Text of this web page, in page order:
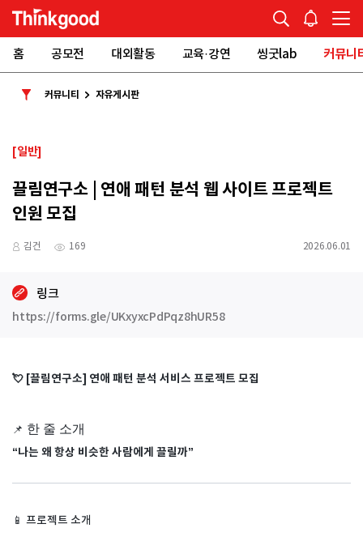
홈 공모전 대외활동 교육·강연 씽굿lab 커뮤니
커뮤니티 자유게시판
[일반]
끌림연구소 | 연애 패턴 분석 웹 사이트 프로젝트
인원 모집
김건 169 2026.06.01
링크
https://forms.gle/UKxyxcPdPqz8hUR58
💘 [끌림연구소] 연애 패턴 분석 서비스 프로젝트 모집
📌 한 줄 소개
“나는 왜 항상 비슷한 사람에게 끌릴까”
📱 프로젝트 소개